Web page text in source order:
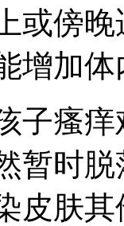
或傍
增加
子瘙
暂时
皮肤